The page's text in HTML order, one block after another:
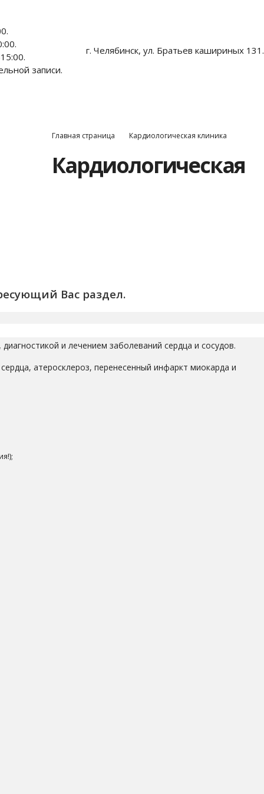
записи.
г. Челябинск, ул. Братьев кашириных 131.
Главная страница Кардиологическая клиника
Кардиологическая
Вас раздел.
и лечением заболеваний сердца и сосудов.
атеросклероз, перенесенный инфаркт миокарда и